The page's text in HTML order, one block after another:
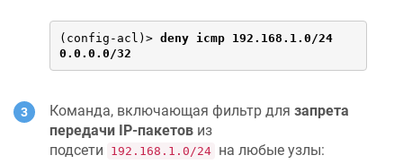
(config-acl)> deny icmp 192.168.1.0/24
0.0.0.0/32
Команда, включающая фильтр для запрета
передачи IP-пакетов из
подсети
192.168.1.0/24 на любые узлы: